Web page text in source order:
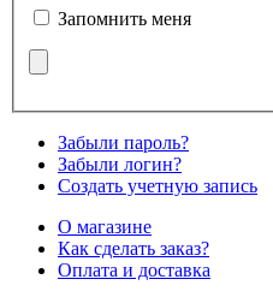
Запомнить меня
Забыли пароль?
Забыли логин?
Создать учетную запись
О магазине
Как сделать заказ?
Оплата и доставка